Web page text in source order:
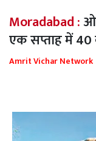
Moradabad :
एक सप्ताह में 40
Amrit Vichar Network